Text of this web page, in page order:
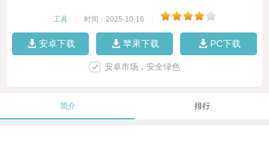
工具 时间：2025-10-16
安卓下载 苹果下载 PC下载
安卓市场，安全绿色
简介 排行